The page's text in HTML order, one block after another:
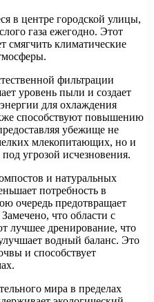
в центре городской улицы,
газа ежегодно. Этот
смягчить климатические
фильтрации
уровень пыли и создает
для охлаждения
способствуют повышению
убежище не
млекопитающих, но и
угрозой исчезновения.
и натуральных
потребность в
очередь предотвращает
что области с
лучшее дренирование, что
водный баланс. Это
и способствует
мира в пределах